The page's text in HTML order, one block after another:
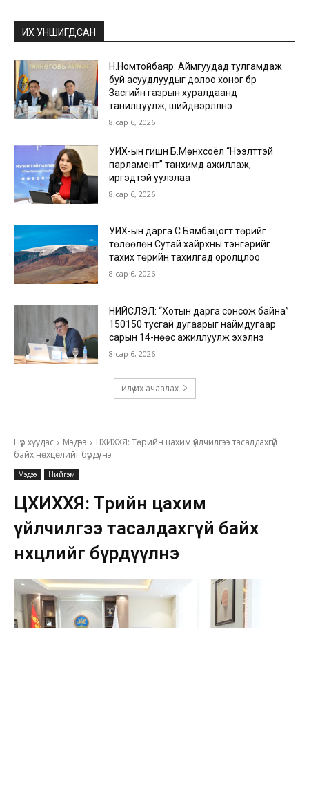
ИХ УНШИГДСАН
Н.Номтойбаяр: Аймгуудад тулгамдаж
буй асуудлуудыг долоо хоног бүр
Засгийн газрын хуралдаанд
танилцуулж, шийдвэрлүүлнэ
8 сар 6, 2026
УИХ-ын гишүүн Б.Мөнхсоёл “Нээлттэй
парламент” танхимд ажиллаж,
иргэдтэй уулзлаа
8 сар 6, 2026
УИХ-ын дарга С.Бямбацогт төрийг
төлөөлөн Сутай хайрхны тэнгэрийг
тахих төрийн тахилгад оролцлоо
8 сар 6, 2026
НИЙСЛЭЛ: “Хотын дарга сонсож байна”
150150 тусгай дугаарыг наймдугаар
сарын 14-нөөс ажиллуулж эхэлнэ
8 сар 6, 2026
илүү их ачаалах